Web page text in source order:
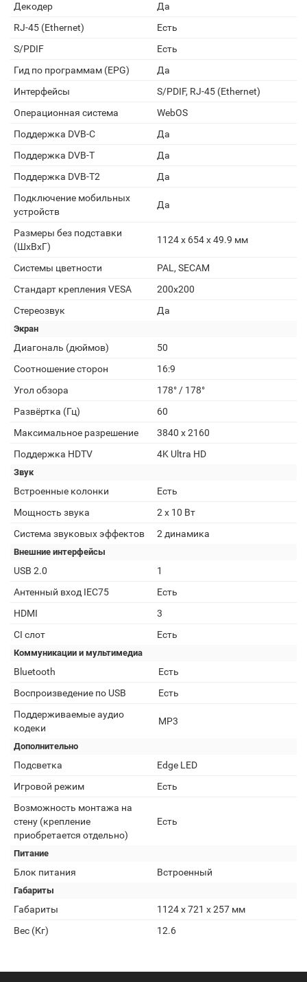
Декодер
Да
RJ-45 (Ethernet)
Есть
S/PDIF
Есть
Гид по программам (EPG)
Да
Интерфейсы
S/PDIF, RJ-45 (Ethernet)
Операционная система
WebOS
Поддержка DVB-C
Да
Поддержка DVB-T
Да
Поддержка DVB-T2
Да
Подключение мобильных
устройств
Да
Размеры без подставки
(ШxВxГ)
1124 x 654 x 49.9 мм
Системы цветности
PAL, SECAM
Стандарт крепления VESA
200x200
Стереозвук
Да
Экран
Диагональ (дюймов)
50
Соотношение сторон
16:9
Угол обзора
178° / 178°
Развёртка (Гц)
60
Максимальное разрешение
3840 x 2160
Поддержка HDTV
4K Ultra HD
Звук
Встроенные колонки
Есть
Мощность звука
2 x 10 Вт
Система звуковых эффектов
2 динамика
Внешние интерфейсы
USB 2.0
1
Антенный вход IEC75
Есть
HDMI
3
CI слот
Есть
Коммуникации и мультимедиа
Bluetooth
Есть
Воспроизведение по USB
Есть
Поддерживаемые аудио
кодеки
MP3
Дополнительно
Подсветка
Edge LED
Игровой режим
Есть
Возможность монтажа на
стену (крепление
приобретается отдельно)
Есть
Питание
Блок питания Встроенный
Габариты
Габариты
1124 x 721 x 257 мм
Вес (Кг)
12.6